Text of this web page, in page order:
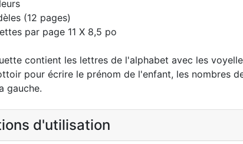
(12 pages)
par page 11 X 8,5 po
contient les lettres de l'alphabet avec les
pour écrire le prénom de l'enfant, les nombres
gauche.
d'utilisation